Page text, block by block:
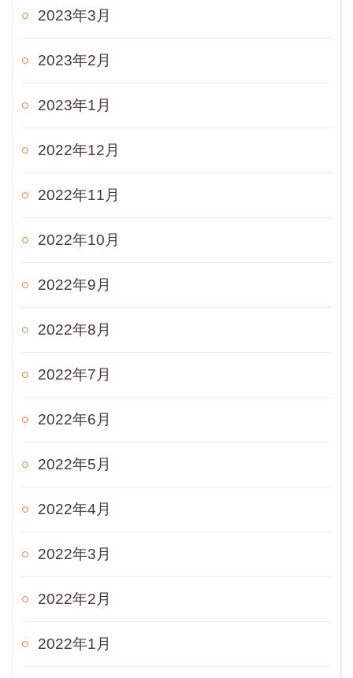
2023年3月
2023年2月
2023年1月
2022年12月
2022年11月
2022年10月
2022年9月
2022年8月
2022年7月
2022年6月
2022年5月
2022年4月
2022年3月
2022年2月
2022年1月